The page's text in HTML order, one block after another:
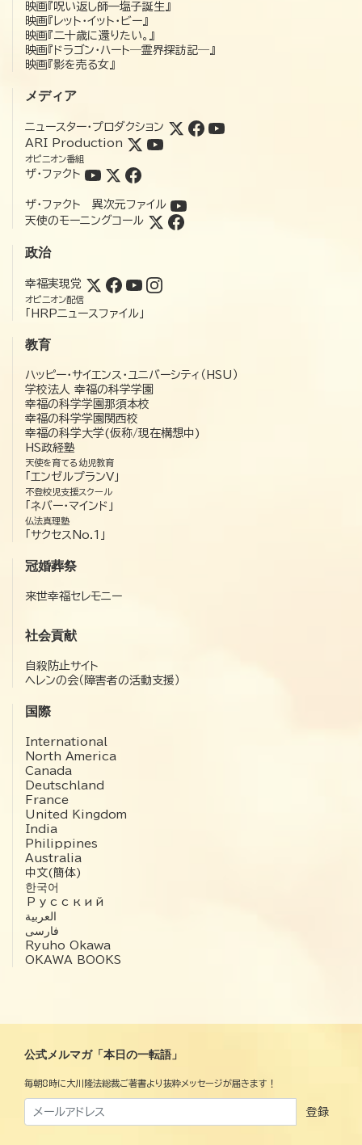
映画『呪い返し師—塩子誕生』
映画『レット・イット・ビー』
映画『二十歳に還りたい。』
映画『ドラゴン・ハート―霊界探訪記―』
映画『影を売る女』
メディア
ニュースター・プロダクション
ARI Production
オピニオン番組
ザ・ファクト
ザ・ファクト 異次元ファイル
天使のモーニングコール
政治
幸福実現党
オピニオン配信
「HRPニュースファイル」
教育
ハッピー・サイエンス・ユニバーシティ（HSU）
学校法人 幸福の科学学園
幸福の科学学園那須本校
幸福の科学学園関西校
幸福の科学大学(仮称/現在構想中)
HS政経塾
天使を育てる幼児教育
「エンゼルプランV」
不登校児支援スクール
「ネバー・マインド」
仏法真理塾
「サクセスNo.1」
冠婚葬祭
来世幸福セレモニー
社会貢献
自殺防止サイト
ヘレンの会（障害者の活動支援）
国際
International
North America
Canada
Deutschland
France
United Kingdom
India
Philippines
Australia
中文(簡体)
한국어
Русский
العربية‏
فارسی
Ryuho Okawa
OKAWA BOOKS
公式メルマガ「本日の一転語」
毎朝8時に大川隆法総裁ご著書より抜粋メッセージが届きます！
登録